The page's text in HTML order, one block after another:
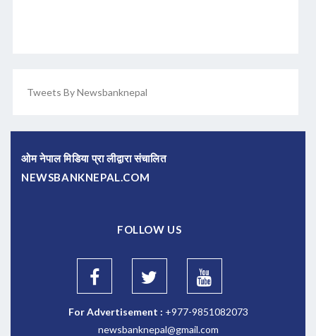
Tweets By Newsbanknepal
ओम नेपाल मिडिया प्रा लीद्वारा संचालित
NEWSBANKNEPAL.COM
FOLLOW US
For Advertisement : +977-9851082073
newsbanknepal@gmail.com